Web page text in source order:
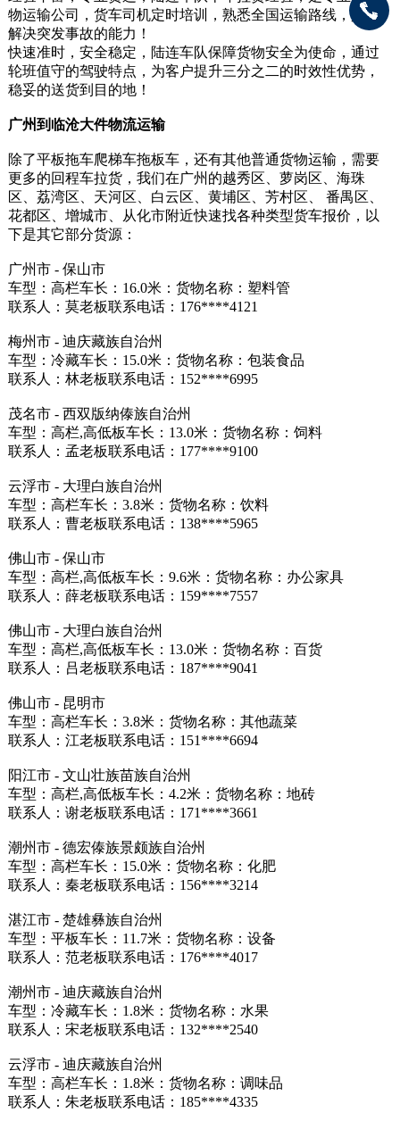
物运输公司，货车司机定时培训，熟悉全国运输路线，具备
解决突发事故的能力！
快速准时，安全稳定，陆连车队保障货物安全为使命，通过
轮班值守的驾驶特点，为客户提升三分之二的时效性优势，
稳妥的送货到目的地！
广州到临沧大件物流运输
除了平板拖车爬梯车拖板车，还有其他普通货物运输，需要
更多的回程车拉货，我们在广州的越秀区、萝岗区、海珠
区、荔湾区、天河区、白云区、黄埔区、芳村区、 番禺区、
花都区、增城市、从化市附近快速找各种类型货车报价，以
下是其它部分货源：
广州市 - 保山市
车型：高栏车长：16.0米：货物名称：塑料管
联系人：莫老板联系电话：176****4121
梅州市 - 迪庆藏族自治州
车型：冷藏车长：15.0米：货物名称：包装食品
联系人：林老板联系电话：152****6995
茂名市 - 西双版纳傣族自治州
车型：高栏,高低板车长：13.0米：货物名称：饲料
联系人：孟老板联系电话：177****9100
云浮市 - 大理白族自治州
车型：高栏车长：3.8米：货物名称：饮料
联系人：曹老板联系电话：138****5965
佛山市 - 保山市
车型：高栏,高低板车长：9.6米：货物名称：办公家具
联系人：薛老板联系电话：159****7557
佛山市 - 大理白族自治州
车型：高栏,高低板车长：13.0米：货物名称：百货
联系人：吕老板联系电话：187****9041
佛山市 - 昆明市
车型：高栏车长：3.8米：货物名称：其他蔬菜
联系人：江老板联系电话：151****6694
阳江市 - 文山壮族苗族自治州
车型：高栏,高低板车长：4.2米：货物名称：地砖
联系人：谢老板联系电话：171****3661
潮州市 - 德宏傣族景颇族自治州
车型：高栏车长：15.0米：货物名称：化肥
联系人：秦老板联系电话：156****3214
湛江市 - 楚雄彝族自治州
车型：平板车长：11.7米：货物名称：设备
联系人：范老板联系电话：176****4017
潮州市 - 迪庆藏族自治州
车型：冷藏车长：1.8米：货物名称：水果
联系人：宋老板联系电话：132****2540
云浮市 - 迪庆藏族自治州
车型：高栏车长：1.8米：货物名称：调味品
联系人：朱老板联系电话：185****4335